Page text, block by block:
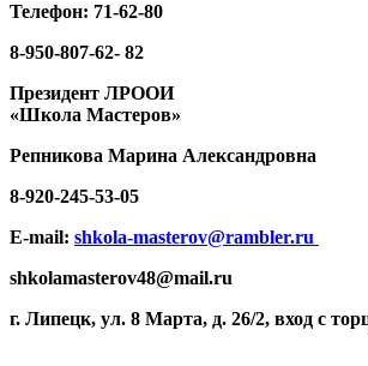
Телефон: 71-62-80
8-950-807-62- 82
Президент ЛРООИ
«Школа Мастеров»
Репникова Марина Александровна
8-920-245-53-05
E-mail: shkola-masterov@rambler.ru
shkolamasterov48@mail.ru
г. Липецк, ул. 8 Марта, д. 26/2, вход с